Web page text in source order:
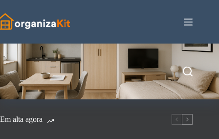
para
o
conteúdo
Em alta agora